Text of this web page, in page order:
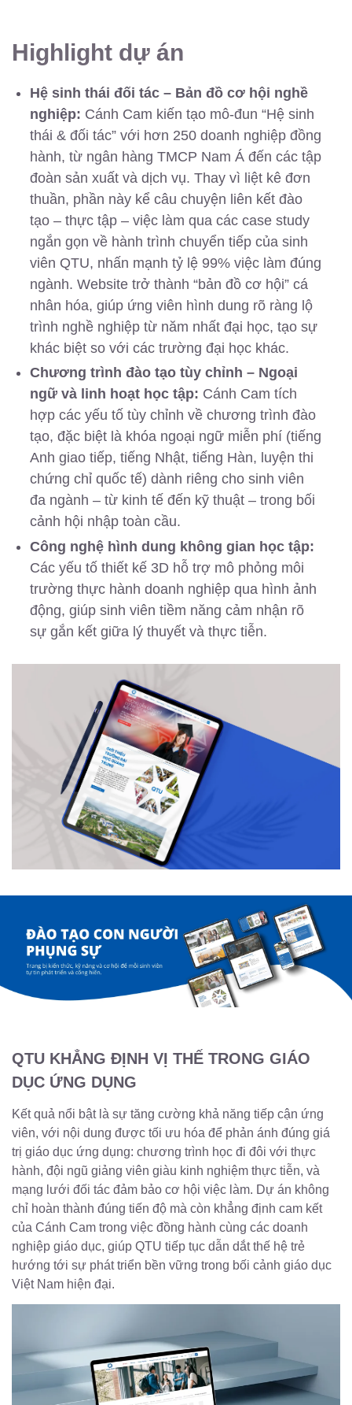
Highlight dự án
Hệ sinh thái đối tác – Bản đồ cơ hội nghề
nghiệp: Cánh Cam kiến tạo mô-đun “Hệ sinh
thái & đối tác” với hơn 250 doanh nghiệp đồng
hành, từ ngân hàng TMCP Nam Á đến các tập
đoàn sản xuất và dịch vụ. Thay vì liệt kê đơn
thuần, phần này kể câu chuyện liên kết đào
tạo – thực tập – việc làm qua các case study
ngắn gọn về hành trình chuyển tiếp của sinh
viên QTU, nhấn mạnh tỷ lệ 99% việc làm đúng
ngành. Website trở thành “bản đồ cơ hội” cá
nhân hóa, giúp ứng viên hình dung rõ ràng lộ
trình nghề nghiệp từ năm nhất đại học, tạo sự
khác biệt so với các trường đại học khác.
Chương trình đào tạo tùy chỉnh – Ngoại
ngữ và linh hoạt học tập: Cánh Cam tích
hợp các yếu tố tùy chỉnh về chương trình đào
tạo, đặc biệt là khóa ngoại ngữ miễn phí (tiếng
Anh giao tiếp, tiếng Nhật, tiếng Hàn, luyện thi
chứng chỉ quốc tế) dành riêng cho sinh viên
đa ngành – từ kinh tế đến kỹ thuật – trong bối
cảnh hội nhập toàn cầu.
Công nghệ hình dung không gian học tập:
Các yếu tố thiết kế 3D hỗ trợ mô phỏng môi
trường thực hành doanh nghiệp qua hình ảnh
động, giúp sinh viên tiềm năng cảm nhận rõ
sự gắn kết giữa lý thuyết và thực tiễn.
QTU KHẲNG ĐỊNH VỊ THẾ TRONG GIÁO
DỤC ỨNG DỤNG
Kết quả nổi bật là sự tăng cường khả năng tiếp cận ứng
viên, với nội dung được tối ưu hóa để phản ánh đúng giá
trị giáo dục ứng dụng: chương trình học đi đôi với thực
hành, đội ngũ giảng viên giàu kinh nghiệm thực tiễn, và
mạng lưới đối tác đảm bảo cơ hội việc làm. Dự án không
chỉ hoàn thành đúng tiến độ mà còn khẳng định cam kết
của Cánh Cam trong việc đồng hành cùng các doanh
nghiệp giáo dục, giúp QTU tiếp tục dẫn dắt thế hệ trẻ
hướng tới sự phát triển bền vững trong bối cảnh giáo dục
Việt Nam hiện đại.